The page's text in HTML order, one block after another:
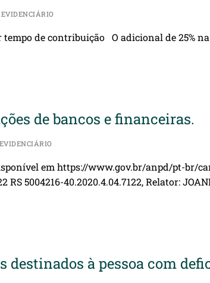
tempo de contribuição O adicional de 25%
de bancos e financeiras.
em https://www.gov.br/anpd/pt-br/
RS 5004216-40.2020.4.04.7122, Relator:
destinados à pessoa com